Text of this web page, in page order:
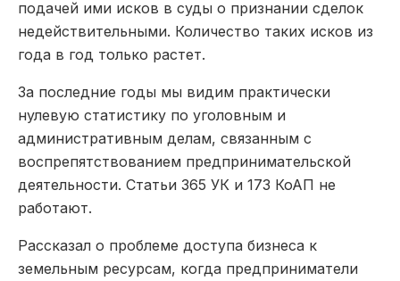
подачей ими исков в суды о признании сделок
недействительными. Количество таких исков из
года в год только растет.
За последние годы мы видим практически
нулевую статистику по уголовным и
административным делам, связанным с
воспрепятствованием предпринимательской
деятельности. Статьи 365 УК и 173 КоАП не
работают.
Рассказал о проблеме доступа бизнеса к
земельным ресурсам, когда предприниматели